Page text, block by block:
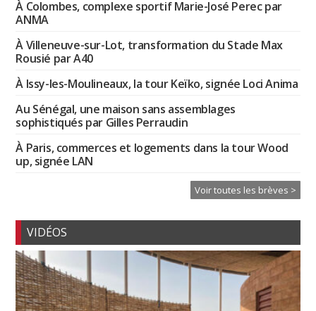
À Colombes, complexe sportif Marie-José Perec par
ANMA
À Villeneuve-sur-Lot, transformation du Stade Max
Rousié par A40
À Issy-les-Moulineaux, la tour Keïko, signée Loci Anima
Au Sénégal, une maison sans assemblages
sophistiqués par Gilles Perraudin
À Paris, commerces et logements dans la tour Wood
up, signée LAN
Voir toutes les brèves >
VIDÉOS